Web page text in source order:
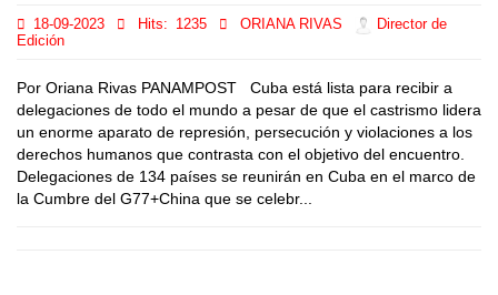
18-09-2023 Hits: 1235 ORIANA RIVAS
Director de
Edición
Por Oriana Rivas PANAMPOST Cuba está lista para recibir a
delegaciones de todo el mundo a pesar de que el castrismo lidera
un enorme aparato de represión, persecución y violaciones a los
derechos humanos que contrasta con el objetivo del encuentro.
Delegaciones de 134 países se reunirán en Cuba en el marco de
la Cumbre del G77+China que se celebr...